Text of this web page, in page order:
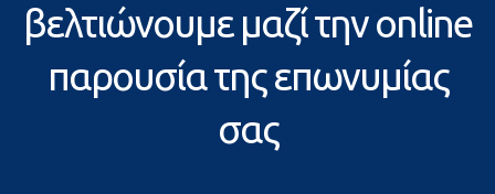
βελτιώνουμε μαζί την online
παρουσία της επωνυμίας
σας